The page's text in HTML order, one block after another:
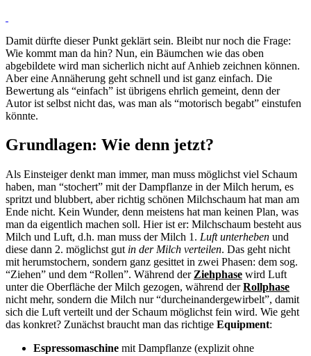
Damit dürfte dieser Punkt geklärt sein. Bleibt nur noch die Frage:
Wie kommt man da hin? Nun, ein Bäumchen wie das oben
abgebildete wird man sicherlich nicht auf Anhieb zeichnen können.
Aber eine Annäherung geht schnell und ist ganz einfach. Die
Bewertung als “einfach” ist übrigens ehrlich gemeint, denn der
Autor ist selbst nicht das, was man als “motorisch begabt” einstufen
könnte.
Grundlagen: Wie denn jetzt?
Als Einsteiger denkt man immer, man muss möglichst viel Schaum
haben, man “stochert” mit der Dampflanze in der Milch herum, es
spritzt und blubbert, aber richtig schönen Milchschaum hat man am
Ende nicht. Kein Wunder, denn meistens hat man keinen Plan, was
man da eigentlich machen soll. Hier ist er: Milchschaum besteht aus
Milch und Luft, d.h. man muss der Milch 1. Luft unterheben und
diese dann 2. möglichst gut in der Milch verteilen. Das geht nicht
mit herumstochern, sondern ganz gesittet in zwei Phasen: dem sog.
“Ziehen” und dem “Rollen”. Während der Ziehphase wird Luft
unter die Oberfläche der Milch gezogen, während derRollphase
nicht mehr, sondern die Milch nur “durcheinandergewirbelt”, damit
sich die Luft verteilt und der Schaum möglichst fein wird. Wie geht
das konkret? Zunächst braucht man das richtige Equipment:
Espressomaschine mit Dampflanze (explizit ohne